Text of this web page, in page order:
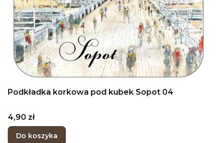
Podkładka korkowa pod kubek Sopot 04
Cena
4,90 zł
Do koszyka